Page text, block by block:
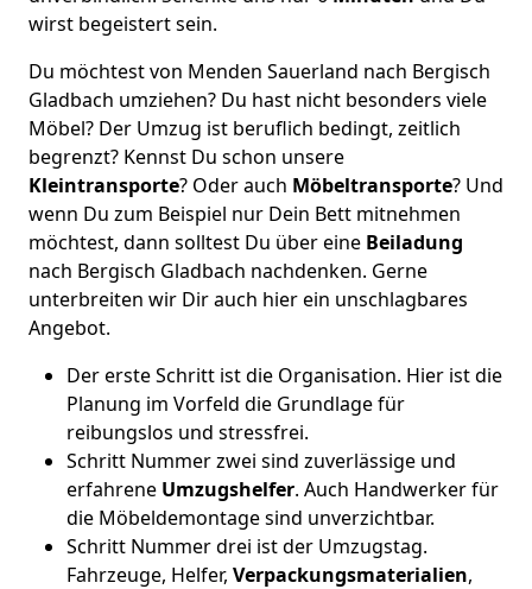
wirst begeistert sein.
Du möchtest von Menden Sauerland nach Bergisch
Gladbach umziehen? Du hast nicht besonders viele
Möbel? Der Umzug ist beruflich bedingt, zeitlich
begrenzt? Kennst Du schon unsere
Kleintransporte? Oder auch Möbeltransporte? Und
wenn Du zum Beispiel nur Dein Bett mitnehmen
möchtest, dann solltest Du über eine Beiladung
nach Bergisch Gladbach nachdenken. Gerne
unterbreiten wir Dir auch hier ein unschlagbares
Angebot.
Der erste Schritt ist die Organisation. Hier ist die
Planung im Vorfeld die Grundlage für
reibungslos und stressfrei.
Schritt Nummer zwei sind zuverlässige und
erfahrene Umzugshelfer. Auch Handwerker für
die Möbeldemontage sind unverzichtbar.
Schritt Nummer drei ist der Umzugstag.
Fahrzeuge, Helfer, Verpackungsmaterialien,